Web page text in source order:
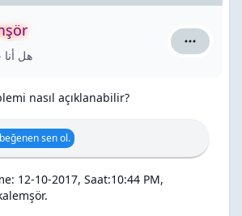
هل أنا kalemşör
nasıl açıklanabilir?
sen ol.
12-10-2017, Saat:10:44 PM,
.